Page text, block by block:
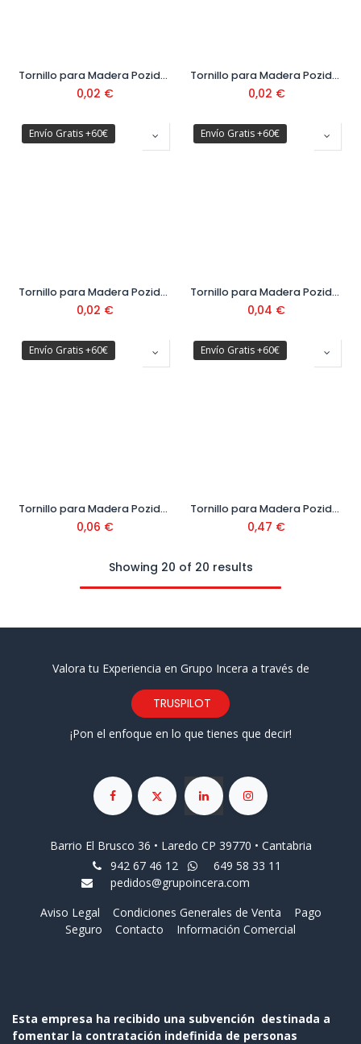
Tornillo para Madera Pozidrive Cabeza Avellanada DIN 7505 Ø3,5 mm
0,02 €
Tornillo para Madera Pozidrive Cabeza Avellanada DIN 7505 Ø4 mm
0,02 €
Envío Gratis +60€
Tornillo para Madera Pozidrive Cabeza Avellanada DIN 7505 Ø4,5 mm
0,02 €
Envío Gratis +60€
Tornillo para Madera Pozidrive Cabeza Avellanada DIN 7505 Ø5 mm
0,04 €
Envío Gratis +60€
Tornillo para Madera Pozidrive Cabeza Avellanada DIN 7505 Ø6 mm
0,06 €
Envío Gratis +60€
Tornillo para Madera Pozidrive Cabeza Avellanada DIN 7505 Ø8 mm
0,47 €
Showing 20 of 20 results
Valora tu Experiencia en Grupo Incera a través de
TRUSPILOT
¡Pon el enfoque en lo que tienes que decir!
Barrio El Brusco 36 • Laredo CP 39770 • Cantabria
942 67 46 12
649 58 33 11
pedidos@grupoincera.com
Aviso Legal
Condiciones Generales de Venta
Pago
Seguro
Contacto Información Comercial
Esta empresa ha recibido una subvención destinada a
fomentar la contratación indefinida de personas